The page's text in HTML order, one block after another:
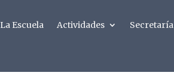
La Escuela Actividades Secretaría